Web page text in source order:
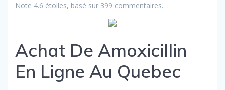
Note 4.6 étoiles, basé sur 399 commentaires.
Achat De Amoxicillin
En Ligne Au Quebec